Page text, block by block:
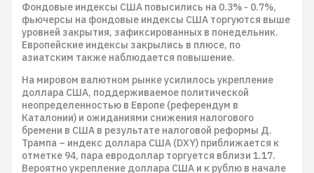
Фондовые индексы США повысились на 0.3% - 0.7%,
фьючерсы на фондовые индексы США торгуются выше
уровней закрытия, зафиксированных в понедельник.
Европейские индексы закрылись в плюсе, по
азиатским также наблюдается повышение.
На мировом валютном рынке усилилось укрепление
доллара США, поддерживаемое политической
неопределенностью в Европе (референдум в
Каталонии) и ожиданиями снижения налогового
бремени в США в результате налоговой реформы Д.
Трампа – индекс доллара США (DXY) приближается к
отметке 94, пара евродоллар торгуется вблизи 1.17.
Вероятно укрепление доллара США и к рублю в начале